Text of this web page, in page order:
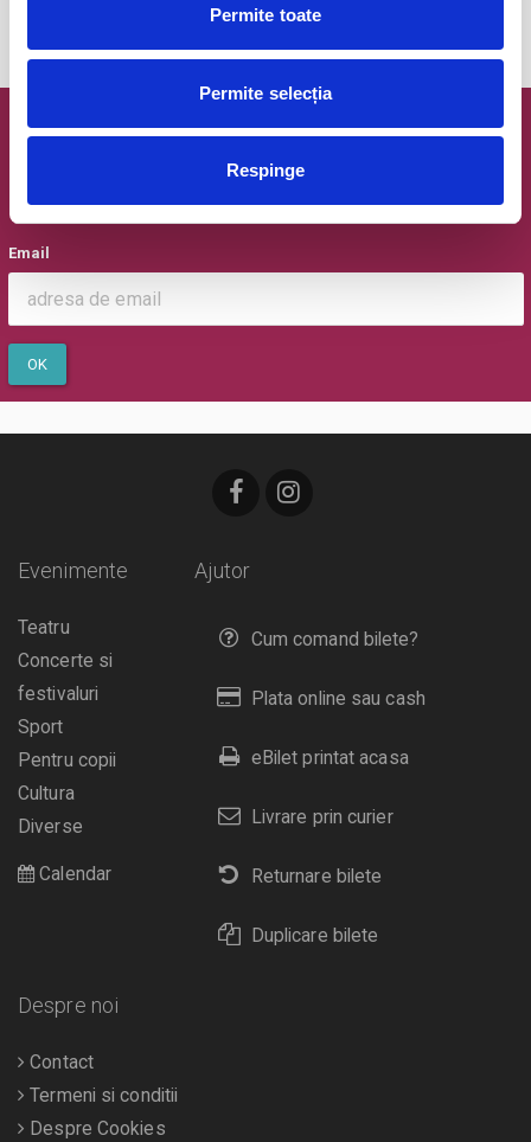
Permite toate
Permite selecția
Respinge
Newsletter @ Bilete.ro
Email
OK
Ajutor
Cum comand bilete?
Plata online sau cash
eBilet printat acasa
Livrare prin curier
Returnare bilete
Duplicare bilete
Evenimente
Teatru
Concerte si
festivaluri
Sport
Pentru copii
Cultura
Diverse
Calendar
Despre noi
Contact
Termeni si conditii
Despre Cookies